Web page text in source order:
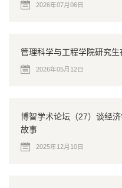
2026年07月06日
管理科学与工程学院研究
2026年05月12日
博智学术论坛（27）谈经
故事
2025年12月10日